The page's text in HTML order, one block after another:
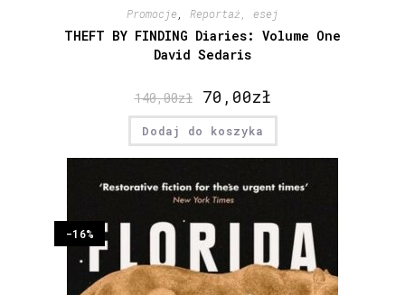
Promocje, Reportaż, esej
THEFT BY FINDING Diaries: Volume One
David Sedaris
140,00zł 70,00zł
Dodaj do koszyka
-16%